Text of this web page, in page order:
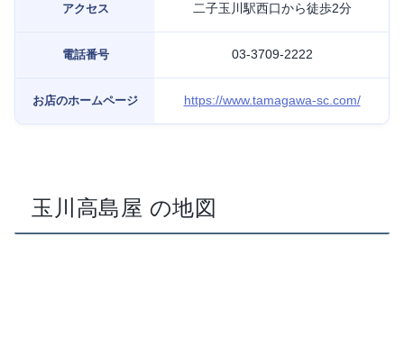
アクセス 二子玉川駅西口から徒歩2分
電話番号 03-3709-2222
お店のホームページ https://www.tamagawa-sc.com/
玉川高島屋 の地図